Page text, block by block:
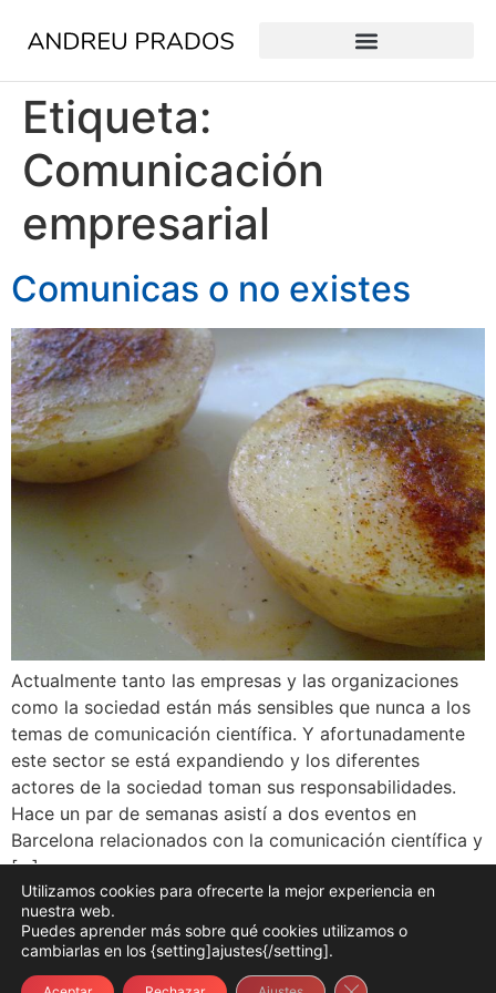
Etiqueta:
Comunicación
empresarial
Comunicas o no existes
Actualmente tanto las empresas y las organizaciones
como la sociedad están más sensibles que nunca a los
temas de comunicación científica. Y afortunadamente
este sector se está expandiendo y los diferentes
actores de la sociedad toman sus responsabilidades.
Hace un par de semanas asistí a dos eventos en
Barcelona relacionados con la comunicación científica y
[…]
COOKIES PRIVACIDAD AVISO LEGAL
CONDICIONES
TESTIMONIOS
Copyright Andreu Prados. Todos los derechos reservados
Utilizamos cookies para ofrecerte la mejor experiencia en
nuestra web.
Puedes aprender más sobre qué cookies utilizamos o
cambiarlas en los {setting]ajustes{/setting].
Cerrar el banner de